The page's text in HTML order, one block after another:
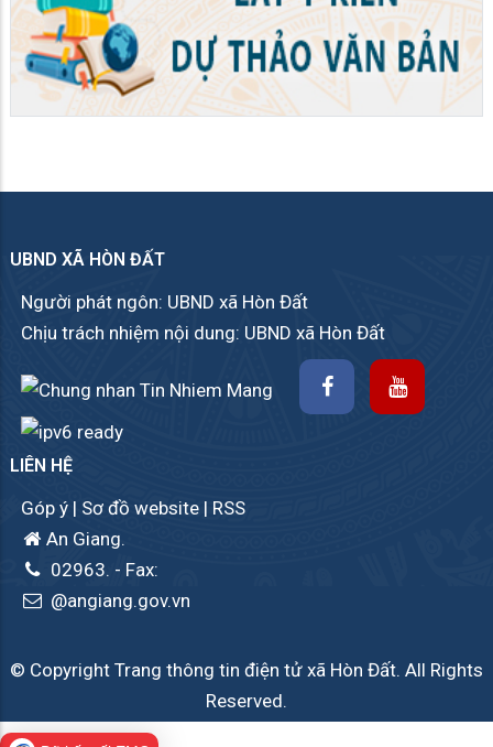
UBND XÃ HÒN ĐẤT
Người phát ngôn: UBND xã Hòn Đất
Chịu trách nhiệm nội dung: UBND xã Hòn Đất
LIÊN HỆ
Góp ý | Sơ đồ website | RSS
An Giang.
02963. - Fax:
@angiang.gov.vn
© Copyright Trang thông tin điện tử xã Hòn Đất. All Rights
Reserved.